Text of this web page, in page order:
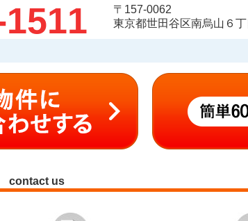
〒157-0062
東京都世田谷区南烏山６
contact us